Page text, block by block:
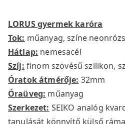
LORUS gyermek karóra
Tok: műanyag, színe
Hátlap: nemesacél
Szíj: finom szövésű szilikon,
Óratok átmérője: 32mm
Óraüveg: műanyag
Szerkezet: SEIKO analóg
tanulását könnyítő külső